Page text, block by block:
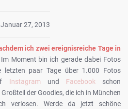
Januar 27, 2013
ich zwei ereignisreiche Tage in
Im Moment bin ich gerade dabei Fotos
letzten paar Tage über 1.000 Fotos
Instagram und Facebook schon
der Goodies, die ich in München
verlosen. Werde da jetzt schöne